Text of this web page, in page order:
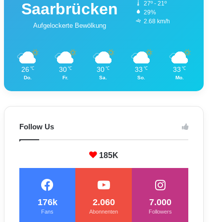
Saarbrücken
Aufgelockerte Bewölkung
27º - 21º
29%
2.68 km/h
26 ℃
Do.
30 ℃
Fr.
30 ℃
Sa.
33 ℃
So.
33 ℃
Mo.
Follow Us
185K
176k
Fans
2.060
Abonnenten
7.000
Followers